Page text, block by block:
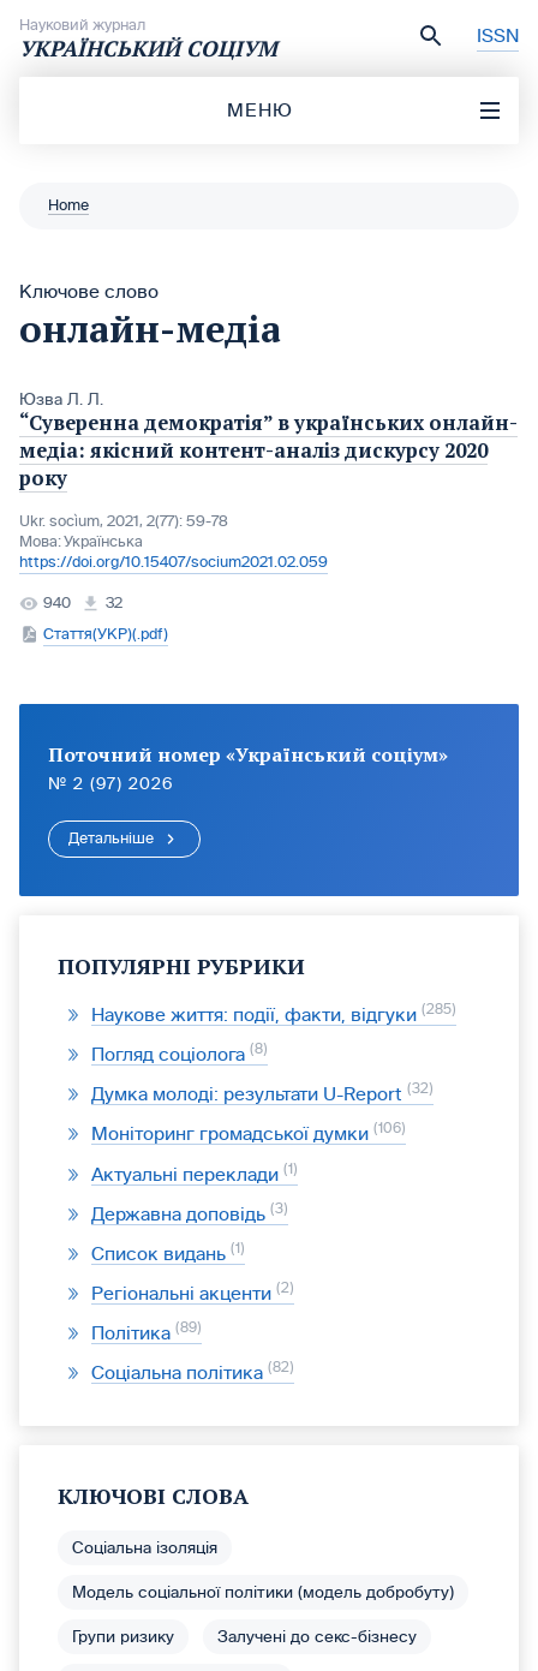
Науковий журнал
УКРАЇНСЬКИЙ СОЦІУМ ISSN
МЕНЮ
Home
Ключове слово
онлайн-медіа
Юзва Л. Л.
“Суверенна демократія” в українських онлайн-
медіа: якісний контент-аналіз дискурсу 2020
року
Ukr. socìum, 2021, 2(77): 59-78
Мова:Українська
https://doi.org/10.15407/socium2021.02.059
940
32
Стаття(УКР)(.pdf)
Поточний номер «Український соціум»
№ 2 (97) 2026
Детальніше
ПОПУЛЯРНІ РУБРИКИ
Наукове життя: події, факти, відгуки 285
Погляд соціолога 8
Думка молоді: результати U-Report 32
Моніторинг громадської думки 106
Актуальні переклади 1
Державна доповідь 3
Список видань 1
Регіональні акценти 2
Політика 89
Соціальна політика 82
КЛЮЧОВІ СЛОВА
Соціальна ізоляція
Модель соціальної політики (модель добробуту)
Групи ризику Залучені до секс-бізнесу